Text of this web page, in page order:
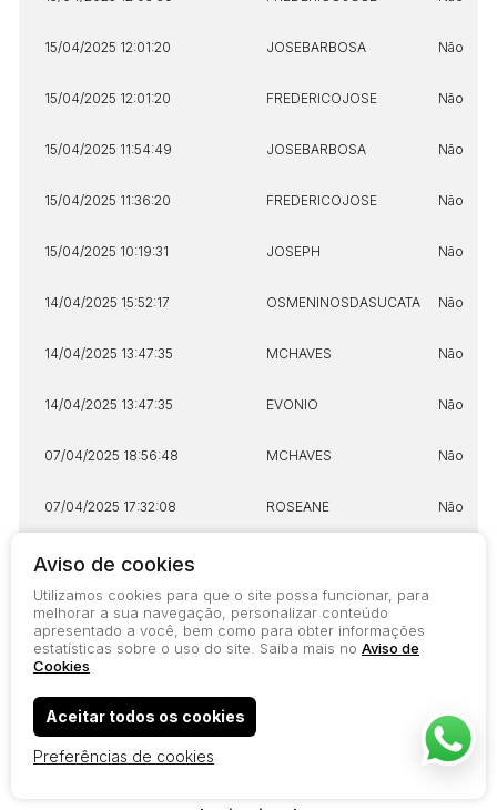
15/04/2025 12:01:20 JOSEBARBOSA Não
15/04/2025 12:01:20 FREDERICOJOSE Não
15/04/2025 11:54:49 JOSEBARBOSA Não
15/04/2025 11:36:20 FREDERICOJOSE Não
15/04/2025 10:19:31 JOSEPH Não
14/04/2025 15:52:17 OSMENINOSDASUCATA Não
14/04/2025 13:47:35 MCHAVES Não
14/04/2025 13:47:35 EVONIO Não
07/04/2025 18:56:48 MCHAVES Não
07/04/2025 17:32:08 ROSEANE Não
04/04/2025 10:19:25
Aviso de cookies
Utilizamos cookies para que o site possa funcionar, para
melhorar a sua navegação, personalizar conteúdo
apresentado a você, bem como para obter informações
estatísticas sobre o uso do site. Saiba mais no Aviso de
Cookies
Aceitar todos os cookies
Preferências de cookies